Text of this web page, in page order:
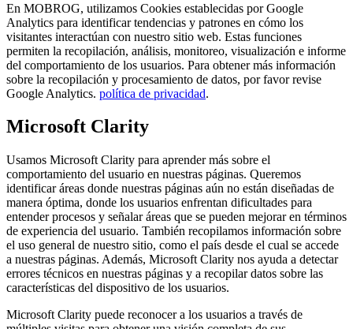
En MOBROG, utilizamos Cookies establecidas por Google
Analytics para identificar tendencias y patrones en cómo los
visitantes interactúan con nuestro sitio web. Estas funciones
permiten la recopilación, análisis, monitoreo, visualización e informe
del comportamiento de los usuarios. Para obtener más información
sobre la recopilación y procesamiento de datos, por favor revise
Google Analytics. política de privacidad.
Microsoft Clarity
Usamos Microsoft Clarity para aprender más sobre el
comportamiento del usuario en nuestras páginas. Queremos
identificar áreas donde nuestras páginas aún no están diseñadas de
manera óptima, donde los usuarios enfrentan dificultades para
entender procesos y señalar áreas que se pueden mejorar en términos
de experiencia del usuario. También recopilamos información sobre
el uso general de nuestro sitio, como el país desde el cual se accede
a nuestras páginas. Además, Microsoft Clarity nos ayuda a detectar
errores técnicos en nuestras páginas y a recopilar datos sobre las
características del dispositivo de los usuarios.
Microsoft Clarity puede reconocer a los usuarios a través de